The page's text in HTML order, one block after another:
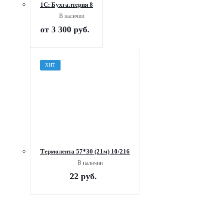
1С: Бухгалтерия 8
В наличии
от 3 300 руб.
ХИТ
Термолента 57*30 (21м) 10/216
В наличии
22 руб.